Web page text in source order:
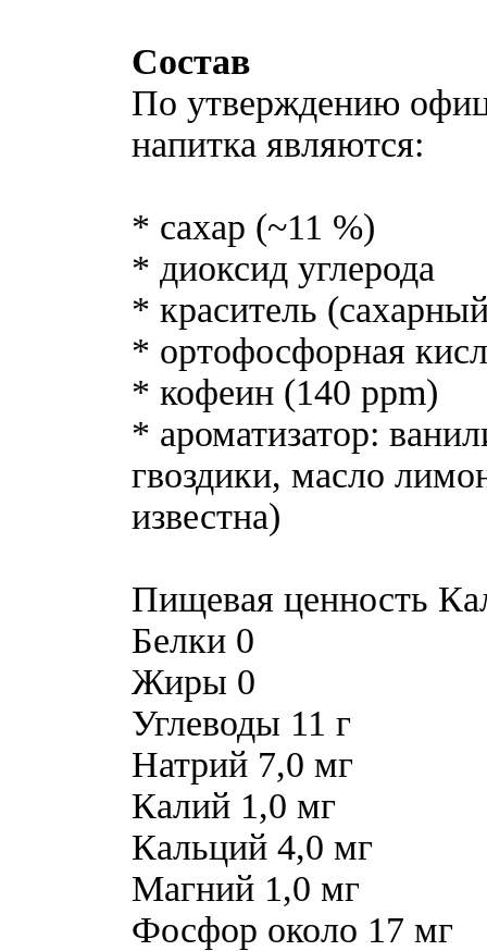
Состав
По утверждению
напитка являются:
* сахар (~11 %)
* диоксид углерода
* краситель
* ортофосфорная
* кофеин (140 ppm)
* ароматизатор:
гвоздики, масло
известна)
Пищевая ценность
Белки 0
Жиры 0
Углеводы 11 г
Натрий 7,0 мг
Калий 1,0 мг
Кальций 4,0 мг
Магний 1,0 мг
Фосфор около 17 мг